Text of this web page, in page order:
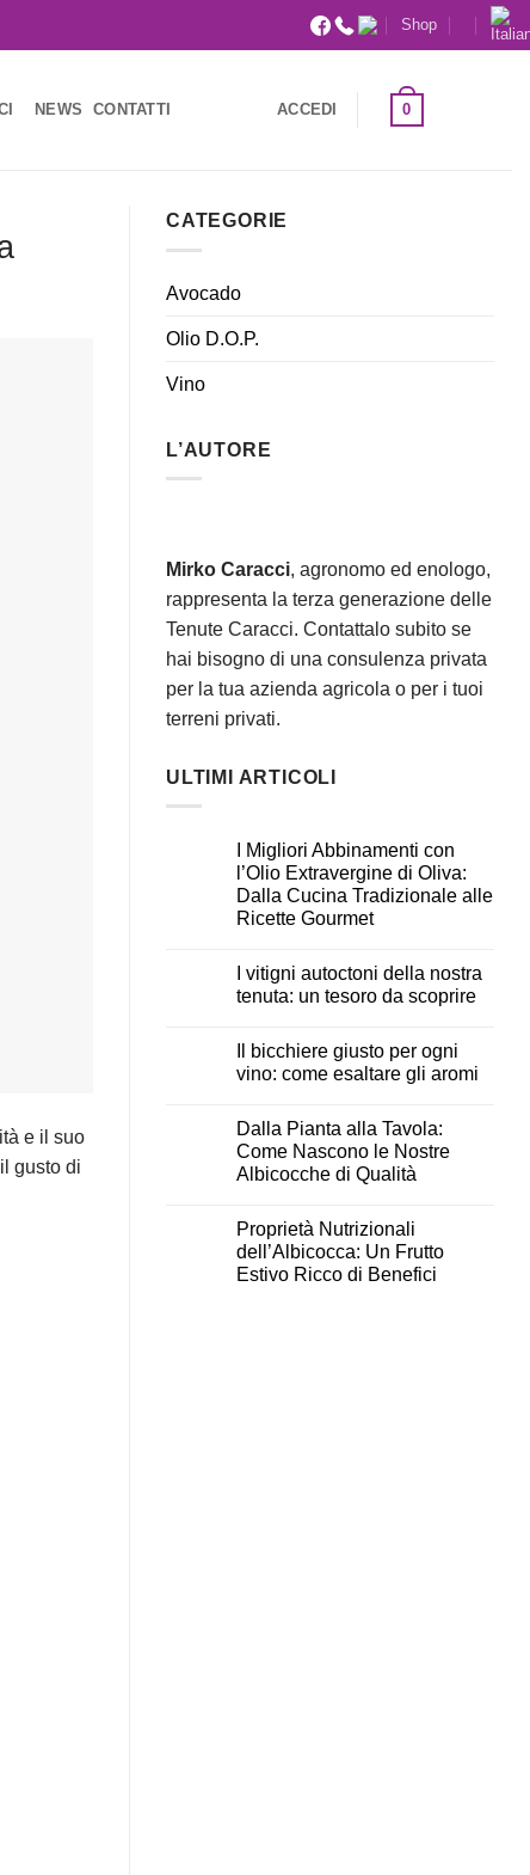
Shop
NEWS CONTATTI ACCEDI 0
e il suo
gusto di
CATEGORIE
Avocado
Olio D.O.P.
Vino
L’AUTORE
Mirko Caracci, agronomo ed enologo,
rappresenta la terza generazione delle
Tenute Caracci. Contattalo subito se
hai bisogno di una consulenza privata
per la tua azienda agricola o per i tuoi
terreni privati.
ULTIMI ARTICOLI
I Migliori Abbinamenti con
l’Olio Extravergine di Oliva:
Dalla Cucina Tradizionale alle
Ricette Gourmet
I vitigni autoctoni della nostra
tenuta: un tesoro da scoprire
Il bicchiere giusto per ogni
vino: come esaltare gli aromi
Dalla Pianta alla Tavola:
Come Nascono le Nostre
Albicocche di Qualità
Proprietà Nutrizionali
dell’Albicocca: Un Frutto
Estivo Ricco di Benefici